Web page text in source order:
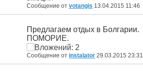
Сообщение от votangis 13.04.2015 11:46
Предлагаем отдых в Болгарии.
ПОМОРИЕ.
Сообщение от instalator 29.03.2015 23:31